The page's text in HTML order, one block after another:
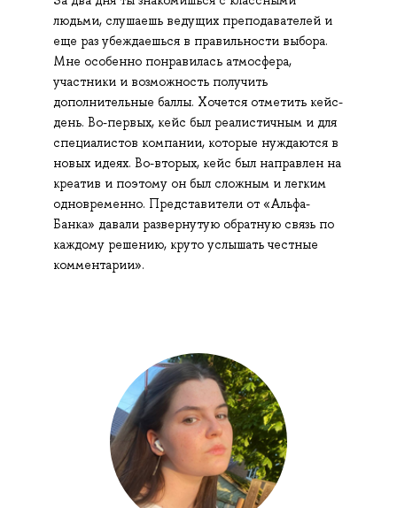
людьми, слушаешь ведущих преподавателей и
еще раз убеждаешься в правильности выбора.
Мне особенно понравилась атмосфера,
участники и возможность получить
дополнительные баллы. Хочется отметить кейс-
день. Во-первых, кейс был реалистичным и для
специалистов компании, которые нуждаются в
новых идеях. Во-вторых, кейс был направлен на
креатив и поэтому он был сложным и легким
одновременно. Представители от «Альфа-
Банка» давали развернутую обратную связь по
каждому решению, круто услышать честные
комментарии».